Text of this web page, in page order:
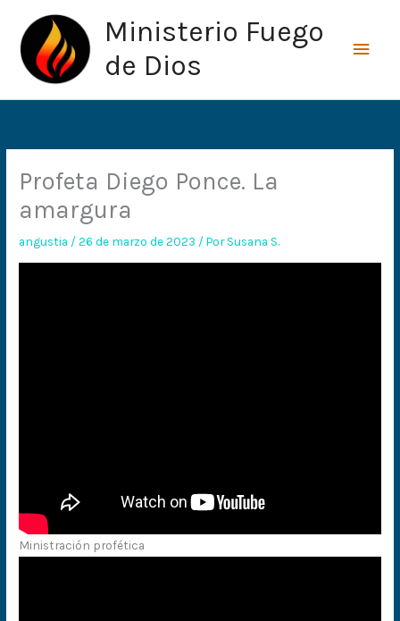
contenido
Ministerio Fuego
de Dios
Profeta Diego Ponce. La
amargura
angustia /26 de marzo de 2023 / PorSusana S.
Ministración profética